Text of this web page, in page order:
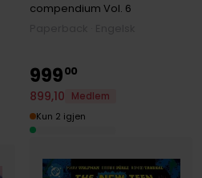
compendium Vol. 6
99900
899,10
Medlem
Kun 2 igjen